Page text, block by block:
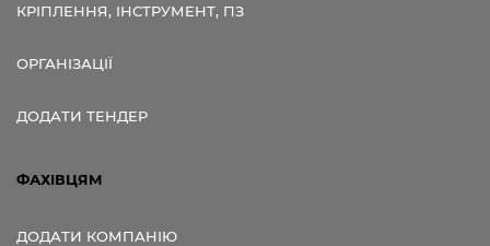
КРІПЛЕННЯ, ІНСТРУМЕНТ, ПЗ
ОРГАНІЗАЦІЇ
ДОДАТИ ТЕНДЕР
ФАХІВЦЯМ
ДОДАТИ КОМПАНІЮ